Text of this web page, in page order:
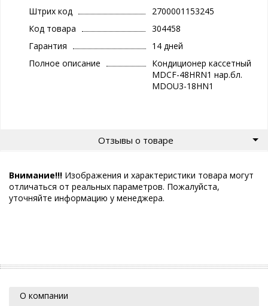
Штрих код
2700001153245
Код товара
304458
Гарантия
14 дней
Полное описание
Кондиционер кассетный
MDCF-48HRN1 нар.бл.
MDOU3-18HN1
Отзывы о товаре
Внимание!!! Изображения и характеристики товара могут
отличаться от реальных параметров. Пожалуйста,
уточняйте информацию у менеджера.
О компании